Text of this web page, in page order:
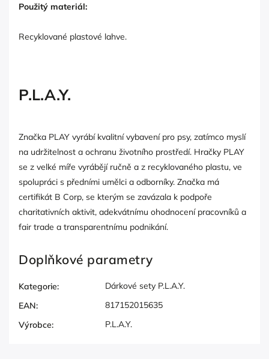
Použitý materiál:
Recyklované plastové lahve.
P.L.A.Y.
Značka PLAY vyrábí kvalitní vybavení pro psy, zatímco myslí
na udržitelnost a ochranu životního prostředí. Hračky PLAY
se z velké míře vyrábějí ručně a z recyklovaného plastu, ve
spolupráci s předními umělci a odborníky. Značka má
certifikát B Corp, se kterým se zavázala k podpoře
charitativních aktivit, adekvátnímu ohodnocení pracovníků a
fair trade a transparentnímu podnikání.
Doplňkové parametry
Kategorie:
Dárkové sety P.L.A.Y.
EAN:
817152015635
Výrobce: P.L.A.Y.